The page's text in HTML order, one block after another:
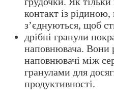
контакт із
з’єднуються, щоб
дрібні гранули
наповнювача. Вони
наповнювачі між
гранулами для
продуктивності.